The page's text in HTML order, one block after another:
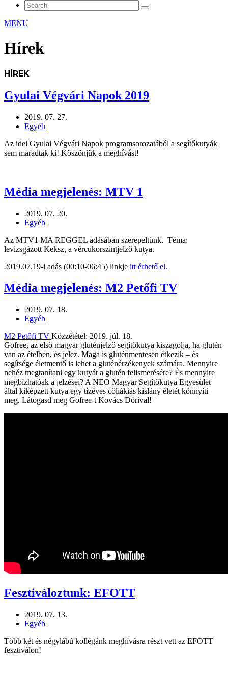
MENU
Hírek
HÍREK
Gyulai Végvári Napok 2019
2019. 07. 27.
Egyéb
Az idei Gyulai Végvári Napok programsorozatából a segítőkutyák
sem maradtak ki! Köszönjük a meghívást!
Média megjelenés: MTV 1
2019. 07. 20.
Egyéb
Az MTV1 MA REGGEL adásában szerepeltünk. Téma:
levizsgázott Keksz, a vércukorszintjelző kutya.
2019.07.19-i adás (00:10-06:45) linkje itt érhető el.
Média megjelenés: M2 Petőfi TV
2019. 07. 18.
Egyéb
M2 Petőfi TV Közzététel: 2019. júl. 18.
Gofree, az első magyar gluténjelző segítőkutya kiszagolja, ha glutén
van az ételben, és jelez. Maga is gluténmentesen étkezik – és
segítsége életmentő is lehet a gluténérzékenyek számára. Mennyire
nehéz megtanítani egy kutyát a glutén felismerésére? És mennyire
megbízhatóak a jelzései? A NEO Magyar Segítőkutya Egyesület
által kiképzett kutya egy tízéves cöliákiás kislány életét könnyíti
meg. Látogasd meg Gofree-t Kovács Dórival!
Fesztiváloztunk: EFOTT
2019. 07. 13.
Egyéb
Több két és négylábú kollégánk meghívásra részt vett az EFOTT
fesztiválon!